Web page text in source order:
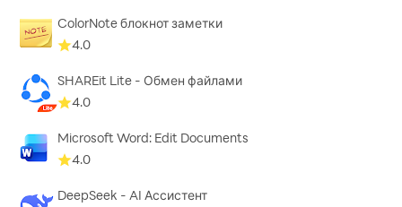
ColorNote блокнот заметки
4.0
SHAREit Lite - Обмен файлами
4.0
Microsoft Word: Edit Documents
4.0
DeepSeek - AI Ассистент